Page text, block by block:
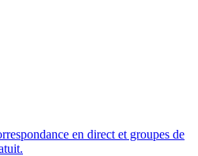
en direct et groupes de